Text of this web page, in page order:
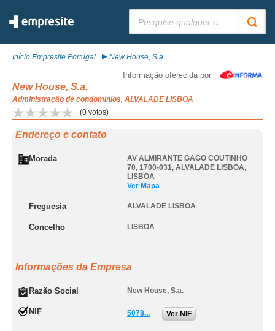
Início Empresite Portugal New House, S.a.
Informação oferecida por
New House, S.a.
Administração de condomínios, ALVALADE LISBOA
(0 votos)
Endereço e contato
Morada
AV ALMIRANTE GAGO COUTINHO
70, 1700-031, ALVALADE LISBOA,
LISBOA
Ver Mapa
Freguesia ALVALADE LISBOA
Concelho LISBOA
Informações da Empresa
Razão Social New House, S.a.
NIF 5078... Ver NIF